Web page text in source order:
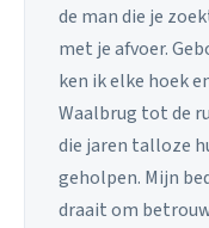
de man die je
met je afvoer.
ken ik elke hoek
Waalbrug tot de
die jaren talloze
geholpen. Mijn
draait om